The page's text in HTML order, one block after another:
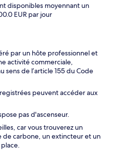
disponibles moyennant un
EUR par jour
par un hôte professionnel et
activité commerciale,
sens de l’article 155 du Code
peuvent accéder aux
pas d'ascenseur.
car vous trouverez un
carbone, un extincteur et un